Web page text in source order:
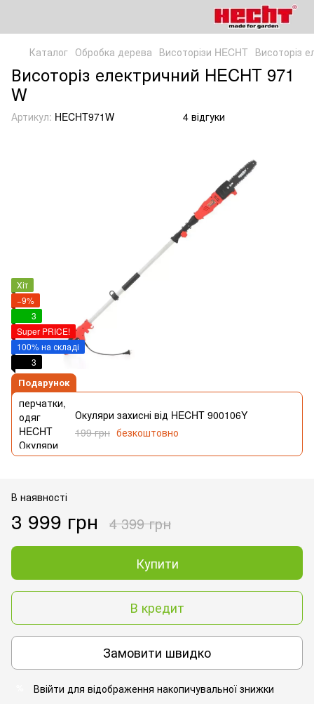
Каталог Обробка дерева Висоторізи HECHT Висоторіз
Висоторіз електричний HECHT 971
W
Артикул: HECHT971W 4 відгуки
Хіт
−9%
3
Super PRICE!
100% на складі
3
Подарунок
Окуляри захисні від HECHT 900106Y
199 грн безкоштовно
В наявності
3 999 грн 4 399 грн
Купити
В кредит
Замовити швидко
Ввійти для відображення накопичувальної знижки